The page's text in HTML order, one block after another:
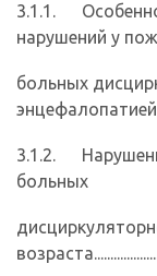
3.1.1.
нарушений у
больных
3.1.2.
больных